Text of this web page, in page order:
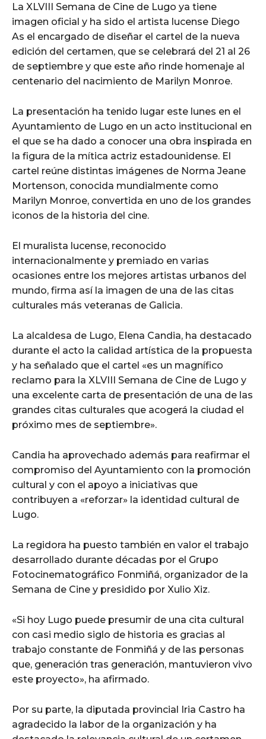
La XLVIII Semana de Cine de Lugo ya tiene
imagen oficial y ha sido el artista lucense Diego
As el encargado de diseñar el cartel de la nueva
edición del certamen, que se celebrará del 21 al 26
de septiembre y que este año rinde homenaje al
centenario del nacimiento de Marilyn Monroe.
La presentación ha tenido lugar este lunes en el
Ayuntamiento de Lugo en un acto institucional en
el que se ha dado a conocer una obra inspirada en
la figura de la mítica actriz estadounidense. El
cartel reúne distintas imágenes de Norma Jeane
Mortenson, conocida mundialmente como
Marilyn Monroe, convertida en uno de los grandes
iconos de la historia del cine.
El muralista lucense, reconocido
internacionalmente y premiado en varias
ocasiones entre los mejores artistas urbanos del
mundo, firma así la imagen de una de las citas
culturales más veteranas de Galicia.
La alcaldesa de Lugo, Elena Candia, ha destacado
durante el acto la calidad artística de la propuesta
y ha señalado que el cartel «es un magnífico
reclamo para la XLVIII Semana de Cine de Lugo y
una excelente carta de presentación de una de las
grandes citas culturales que acogerá la ciudad el
próximo mes de septiembre».
Candia ha aprovechado además para reafirmar el
compromiso del Ayuntamiento con la promoción
cultural y con el apoyo a iniciativas que
contribuyen a «reforzar» la identidad cultural de
Lugo.
La regidora ha puesto también en valor el trabajo
desarrollado durante décadas por el Grupo
Fotocinematográfico Fonmiñá, organizador de la
Semana de Cine y presidido por Xulio Xiz.
«Si hoy Lugo puede presumir de una cita cultural
con casi medio siglo de historia es gracias al
trabajo constante de Fonmiñá y de las personas
que, generación tras generación, mantuvieron vivo
este proyecto», ha afirmado.
Por su parte, la diputada provincial Iria Castro ha
agradecido la labor de la organización y ha